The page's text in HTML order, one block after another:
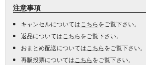
注意事項
キャンセルについては こちらをご覧下さい。
返品については こちらをご覧下さい。
おまとめ配送については こちらをご覧下さい。
再販投票については こちらをご覧下さい。